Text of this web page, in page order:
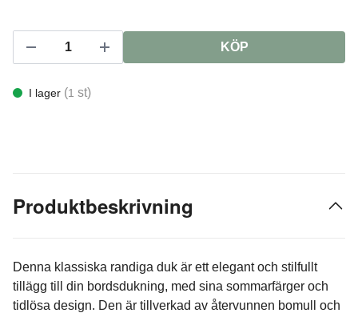
KÖP
I lager (1 st)
Produktbeskrivning
Denna klassiska randiga duk är ett elegant och stilfullt
tillägg till din bordsdukning, med sina sommarfärger och
tidlösa design. Den är tillverkad av återvunnen bomull och